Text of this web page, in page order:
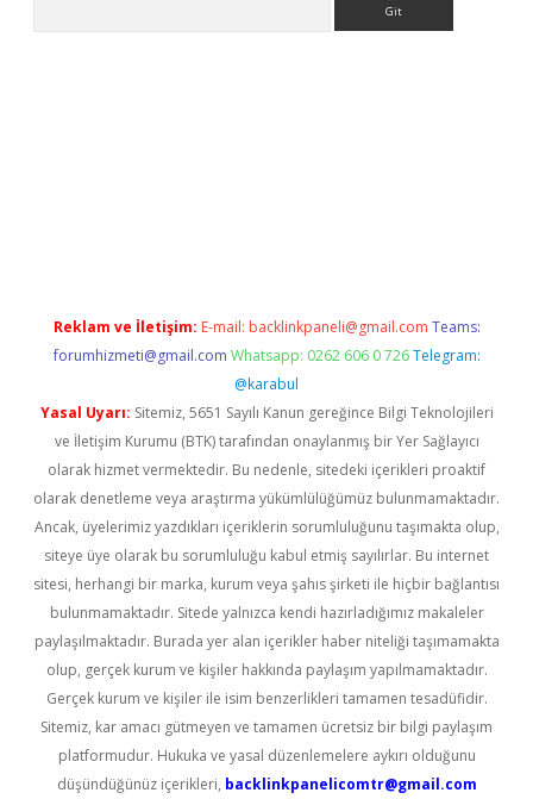
Reklam ve İletişim: E-mail: backlinkpaneli@gmail.com Teams:
forumhizmeti@gmail.com Whatsapp: 0262 606 0 726 Telegram:
@karabul
Yasal Uyarı: Sitemiz, 5651 Sayılı Kanun gereğince Bilgi Teknolojileri
ve İletişim Kurumu (BTK) tarafından onaylanmış bir Yer Sağlayıcı
olarak hizmet vermektedir. Bu nedenle, sitedeki içerikleri proaktif
olarak denetleme veya araştırma yükümlülüğümüz bulunmamaktadır.
Ancak, üyelerimiz yazdıkları içeriklerin sorumluluğunu taşımakta olup,
siteye üye olarak bu sorumluluğu kabul etmiş sayılırlar. Bu internet
sitesi, herhangi bir marka, kurum veya şahıs şirketi ile hiçbir bağlantısı
bulunmamaktadır. Sitede yalnızca kendi hazırladığımız makaleler
paylaşılmaktadır. Burada yer alan içerikler haber niteliği taşımamakta
olup, gerçek kurum ve kişiler hakkında paylaşım yapılmamaktadır.
Gerçek kurum ve kişiler ile isim benzerlikleri tamamen tesadüfidir.
Sitemiz, kar amacı gütmeyen ve tamamen ücretsiz bir bilgi paylaşım
platformudur. Hukuka ve yasal düzenlemelere aykırı olduğunu
düşündüğünüz içerikleri, backlinkpanelicomtr@gmail.com